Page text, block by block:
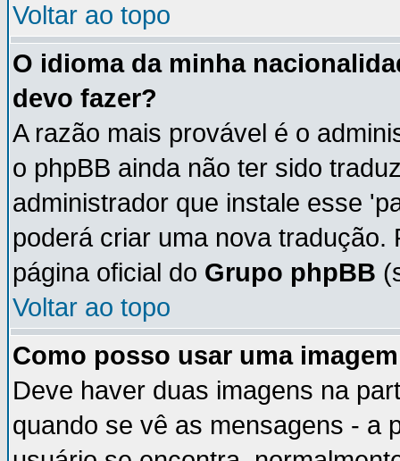
Voltar ao topo
O idioma da minha
devo fazer?
A razão mais provável é o
o phpBB ainda não ter sido
administrador que instale esse
poderá criar uma nova
página oficial do Grupo phpBB
Voltar ao topo
Como posso usar uma
Deve haver duas imagens na
quando se vê as mensagens - a